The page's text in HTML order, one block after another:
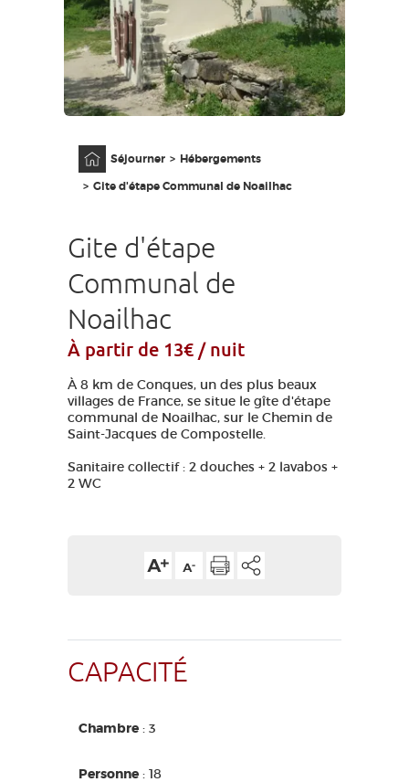
MA SÉLECTION
FR
Séjourner
Hébergements
Gite d'étape Communal de Noailhac
Gite d'étape
Communal de
Noailhac
À partir de 13€ / nuit
À 8 km de Conques, un des plus beaux
villages de France, se situe le gîte d'étape
communal de Noailhac, sur le Chemin de
Saint-Jacques de Compostelle.
Sanitaire collectif : 2 douches + 2 lavabos +
2 WC
CAPACITÉ
Chambre : 3
Personne : 18